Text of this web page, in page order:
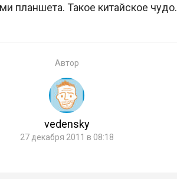
планшета. Такое китайское чудо.
Автор
vedensky
27 декабря 2011 в 08:18